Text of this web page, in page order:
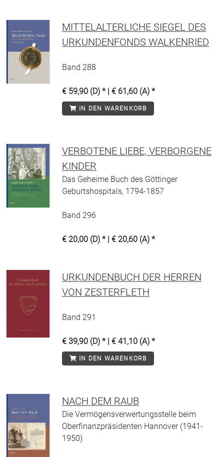
MITTELALTERLICHE SIEGEL DES
URKUNDENFONDS WALKENRIED
Band 288
€ 59,90 (D) * | € 61,60 (A) *
IN DEN WARENKORB
VERBOTENE LIEBE, VERBORGENE
KINDER
Das Geheime Buch des Göttinger
Geburtshospitals, 1794-1857
Band 296
€ 20,00 (D) * | € 20,60 (A) *
URKUNDENBUCH DER HERREN
VON ZESTERFLETH
Band 291
€ 39,90 (D) * | € 41,10 (A) *
IN DEN WARENKORB
NACH DEM RAUB
Die Vermögensverwertungsstelle beim
Oberfinanzpräsidenten Hannover (1941-
1950)